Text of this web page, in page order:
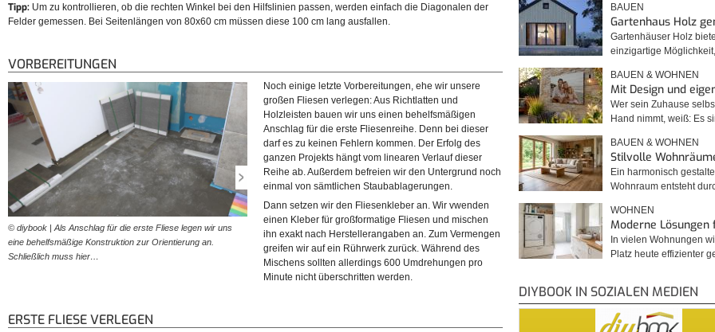
Tipp: Um zu kontrollieren, ob die rechten Winkel bei den Hilfslinien passen, werden einfach die Diagonalen der
Felder gemessen. Bei Seitenlängen von 80x60 cm müssen diese 100 cm lang ausfallen.
VORBEREITUNGEN
© diybook | Als Anschlag für die erste Fliese legen wir uns
eine behelfsmäßige Konstruktion zur Orientierung an.
Schließlich muss hier…
© diybook | Bevor es losgeht, wird der Untergrund noch
einmal gründlich gereinigt. Denn auf der Abdichtung hat sich
schon wieder viel Staub…
© diybook | Jetzt bereiten wir den Fliesenkleber für
Großformatfliesen laut Herstellerangaben vor. Beim
Vermengen mit dem Rührstab…
Noch einige letzte Vorbereitungen, ehe wir unsere
großen Fliesen verlegen: Aus Richtlatten und
Holzleisten bauen wir uns einen behelfsmäßigen
Anschlag für die erste Fliesenreihe. Denn bei dieser
darf es zu keinen Fehlern kommen. Der Erfolg des
ganzen Projekts hängt vom linearen Verlauf dieser
Reihe ab. Außerdem befreien wir den Untergrund noch
einmal von sämtlichen Staubablagerungen.
Dann setzen wir den Fliesenkleber an. Wir vwenden
einen Kleber für großformatige Fliesen und mischen
ihn exakt nach Herstellerangaben an. Zum Vermengen
greifen wir auf ein Rührwerk zurück. Während des
Mischens sollten allerdings 600 Umdrehungen pro
Minute nicht überschritten werden.
ERSTE FLIESE VERLEGEN
BAUEN
Gartenhaus Holz
Gartenhäuser Holz
einzigartige
BAUEN & WOHNEN
Mit Design und
Wer sein Zuhause
Hand nimmt, weiß: Es
BAUEN & WOHNEN
Stilvolle
Ein harmonisch
Wohnraum entsteht
WOHNEN
Moderne
In vielen Wohnungen
Platz heute effizienter
DIYBOOK IN SOZIALEN MEDIEN